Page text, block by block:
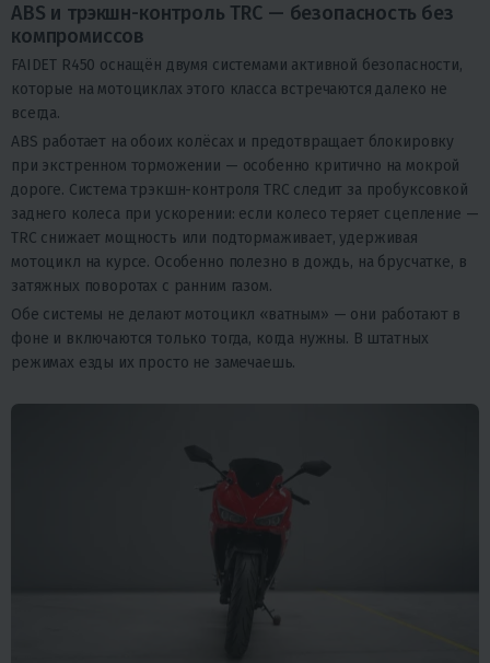
ABS и трэкшн-контроль TRC — безопасность без
компромиссов
FAIDET R450 оснащён двумя системами активной безопасности,
которые на мотоциклах этого класса встречаются далеко не
всегда.
ABS работает на обоих колёсах и предотвращает блокировку
при экстренном торможении — особенно критично на мокрой
дороге. Система трэкшн-контроля TRC следит за пробуксовкой
заднего колеса при ускорении: если колесо теряет сцепление —
TRC снижает мощность или подтормаживает, удерживая
мотоцикл на курсе. Особенно полезно в дождь, на брусчатке, в
затяжных поворотах с ранним газом.
Обе системы не делают мотоцикл «ватным» — они работают в
фоне и включаются только тогда, когда нужны. В штатных
режимах езды их просто не замечаешь.